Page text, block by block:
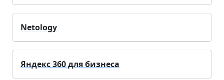
Netology
Яндекс 360 для бизнеса